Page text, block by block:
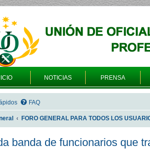
NOTICIAS PRENSA
FAQ
FORO GENERAL PARA TODOS LOS
banda de funcionarios que